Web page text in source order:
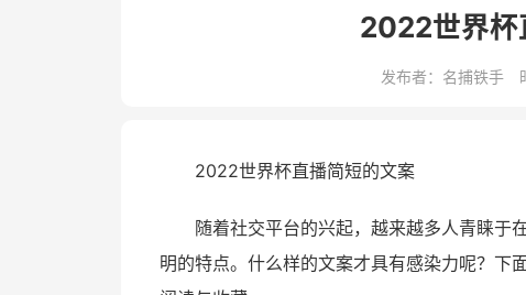
2022世界杯
发布者：名捕铁手
2022世界杯直播简短的文案
随着社交平台的兴起，越来越多人青睐于
明的特点。什么样的文案才具有感染力呢？